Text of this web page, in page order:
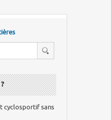
cyclosportif sans